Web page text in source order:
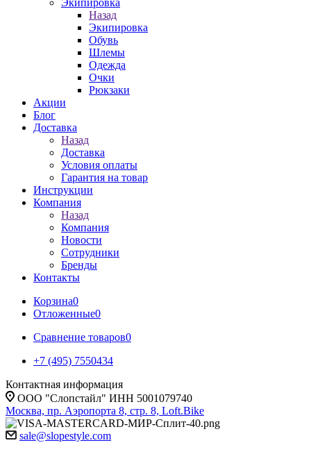
Экипировка
Назад
Экипировка
Обувь
Шлемы
Одежда
Очки
Рюкзаки
Акции
Блог
Доставка
Назад
Доставка
Условия оплаты
Гарантия на товар
Инструкции
Компания
Назад
Компания
Новости
Сотрудники
Бренды
Контакты
Корзина0
Отложенные0
Сравнение товаров0
+7 (495) 7550434
Контактная информация
ООО "Слопстайл" ИНН 5001079740
Москва, пр. Аэропорта 8, стр. 8, Loft.Bike
sale@slopestyle.com